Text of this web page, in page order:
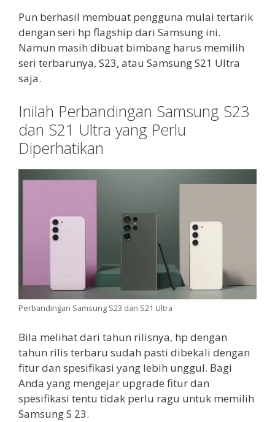
Pun berhasil membuat pengguna mulai tertarik
dengan seri hp flagship dari Samsung ini.
Namun masih dibuat bimbang harus memilih
seri terbarunya, S23, atau Samsung S21 Ultra
saja.
Inilah Perbandingan Samsung S23
dan S21 Ultra yang Perlu
Diperhatikan
Perbandingan Samsung S23 dan S21 Ultra
Bila melihat dari tahun rilisnya, hp dengan
tahun rilis terbaru sudah pasti dibekali dengan
fitur dan spesifikasi yang lebih unggul. Bagi
Anda yang mengejar upgrade fitur dan
spesifikasi tentu tidak perlu ragu untuk memilih
Samsung S 23.